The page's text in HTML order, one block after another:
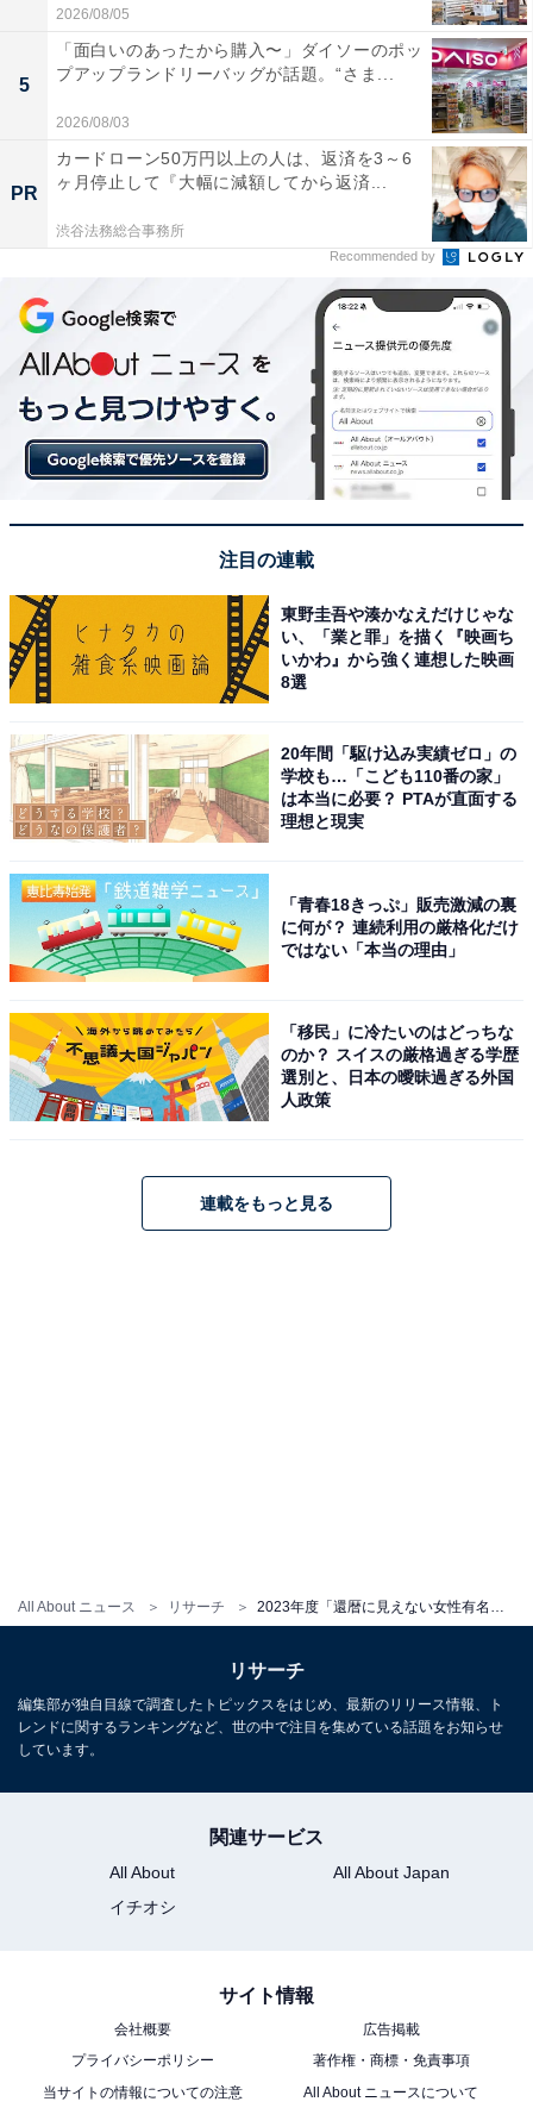
All About ニュース リサーチ 2023年度「還暦に見えない女性有名人」ランキング！ 2位 麻生祐未、1位は？
2026/08/05
5
「面白いのあったから購入〜」ダイソーのポッ
プアップランドリーバッグが話題。“さま...
2026/08/03
PR
カードローン50万円以上の人は、返済を3～6
ヶ月停止して『大幅に減額してから返済...
渋谷法務総合事務所
Recommended by
注目の連載
東野圭吾や湊かなえだけじゃな
い、「業と罪」を描く『映画ち
いかわ』から強く連想した映画
8選
20年間「駆け込み実績ゼロ」の
学校も…「こども110番の家」
は本当に必要？ PTAが直面する
理想と現実
「青春18きっぷ」販売激減の裏
に何が？ 連続利用の厳格化だけ
ではない「本当の理由」
「移民」に冷たいのはどっちな
のか？ スイスの厳格過ぎる学歴
選別と、日本の曖昧過ぎる外国
人政策
連載をもっと見る
リサーチ
編集部が独自目線で調査したトピックスをはじめ、最新のリリース情報、ト
レンドに関するランキングなど、世の中で注目を集めている話題をお知らせ
しています。
関連サービス
All About
All About Japan
イチオシ
サイト情報
会社概要
広告掲載
プライバシーポリシー
著作権・商標・免責事項
当サイトの情報についての注意
All About ニュースについて